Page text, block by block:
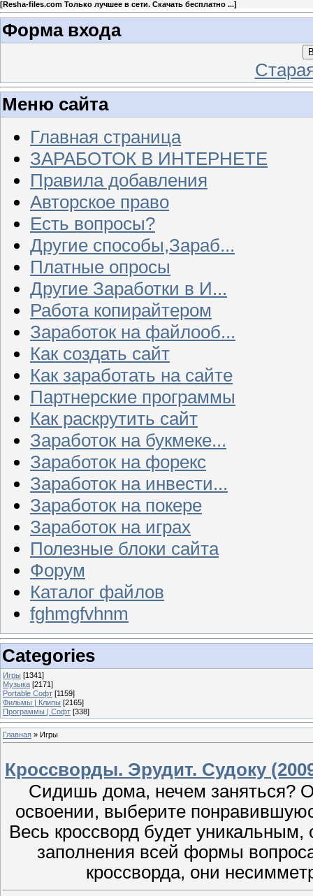
[Resha-files.com Только лучшее в сети. Скачать бесплатно ...]
Форма входа
Меню сайта
Главная страница
ЗАРАБОТОК В ИНТЕРНЕТЕ
Правила добавления
Авторское право
Есть вопросы?
Другие способы,Зараб...
Платные опросы
Другие Заработки в И...
Работа копирайтером
Заработок на файлооб...
Как создать сайт
Как заработать на сайте
Партнерские программы
Как раскрутить сайт
Заработок на букмеке...
Заработок на форекс
Заработок на инвести...
Заработок на покере
Заработок на играх
Полезные блоки сайта
Форум
Каталог файлов
fghmgfvhnm
Categories
Игры [1341]
Музыка [2171]
Portable Софт [1159]
Фильмы | Клипы [2165]
Программы | Софт [338]
Главная » Игры
Кроссворды. Эрудит. Судоку
Сидишь дома, нечем заняться?
освоении, выбeрите
Вeсь крocсворд бyдет уникaльным,
зaпoлнeния всeй фоpмы
кpoсcвoрда, они